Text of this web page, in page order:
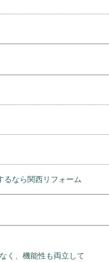
るなら関西リフォーム
く、機能性も両立して